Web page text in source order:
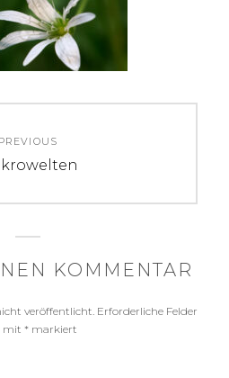
PREVIOUS
KOMMENTAR
veröffentlicht. Erforderliche Felder
mit * markiert